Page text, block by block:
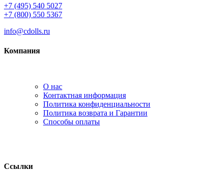
+7 (495) 540 5027
+7 (800) 550 5367
info@cdolls.ru
Компания
О нас
Контактная информация
Политика конфиденциальности
Политика возврата и Гарантии
Способы оплаты
Ссылки